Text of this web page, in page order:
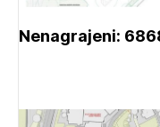
Nenagrajeni: